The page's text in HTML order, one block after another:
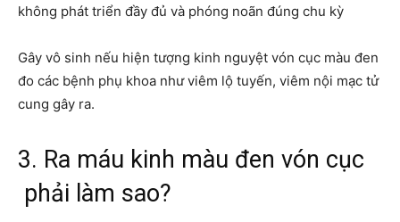
không phát triển đầy đủ và phóng noãn đúng chu kỳ
Gây vô sinh nếu hiện tượng kinh nguyệt vón cục màu đen
đo các bệnh phụ khoa như viêm lộ tuyến, viêm nội mạc tử
cung gây ra.
3. Ra máu kinh màu đen vón cục
phải làm sao?